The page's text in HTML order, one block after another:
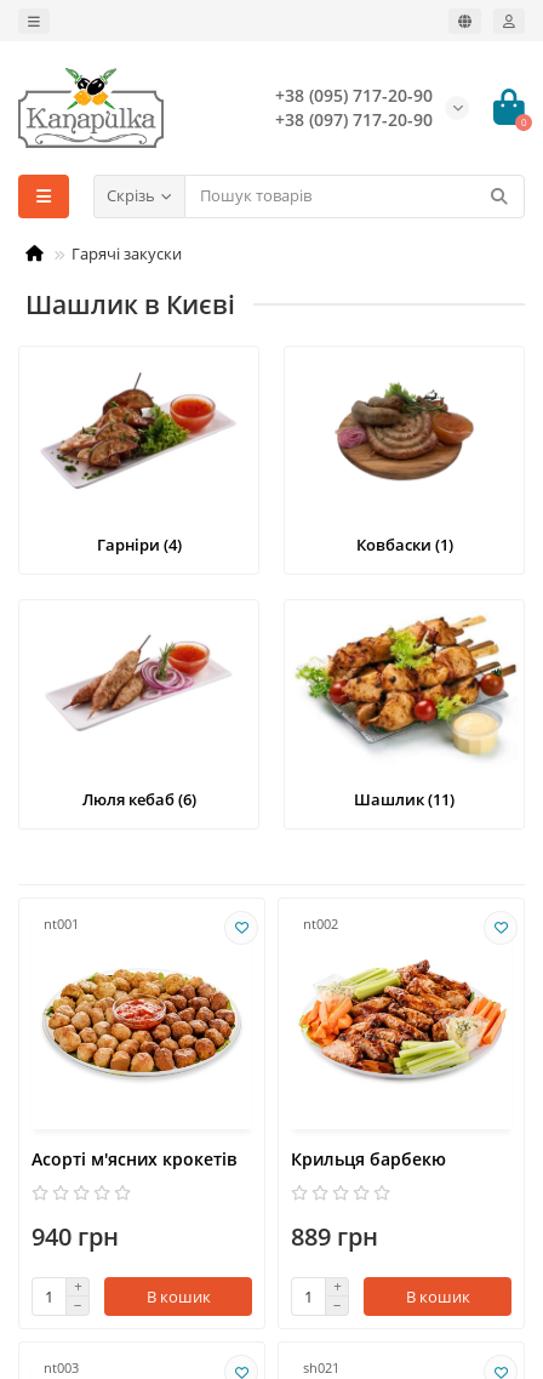
+38 (095) 717-20-90
+38 (097) 717-20-90
0
Скрізь
Гарячі закуски
Шашлик в Києві
Гарніри (4) Ковбаски (1)
Люля кебаб (6) Шашлик (11)
nt001
Асорті м'ясних крокетів
940 грн
В кошик
nt002
Крильця барбекю
889 грн
В кошик
nt003 sh021